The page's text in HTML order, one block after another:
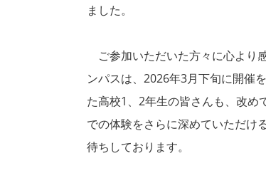
ました。
ご参加いただいた方々に心より
ンパスは、2026年3月下旬に開催
た高校1、2年生の皆さんも、改め
での体験をさらに深めていただけ
待ちしております。